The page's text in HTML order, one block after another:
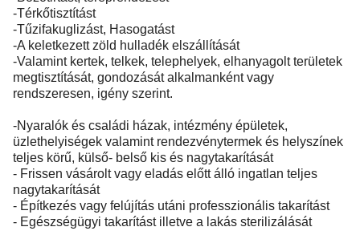
-Térkőtisztítást
-Tűzifakuglizást, Hasogatást
-A keletkezett zöld hulladék elszállítását
-Valamint kertek, telkek, telephelyek, elhanyagolt területek
megtisztítását, gondozását alkalmanként vagy
rendszeresen, igény szerint.
-Nyaralók és családi házak, intézmény épületek,
üzlethelyiségek valamint rendezvénytermek és helyszínek
teljes körű, külső- belső kis és nagytakarítását
- Frissen vásárolt vagy eladás előtt álló ingatlan teljes
nagytakarítását
- Építkezés vagy felújítás utáni professzionális takarítást
- Egészségügyi takarítást illetve a lakás sterilizálását